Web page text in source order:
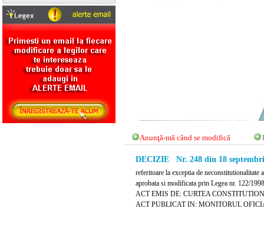
Anunţă-mă când se modifică
DECIZIE Nr. 248 din 18
referitoare la exceptia de
aprobata si modificata prin Legea nr. 122/1998
ACT EMIS DE: CURTEA
ACT PUBLICAT IN: MONITORUL